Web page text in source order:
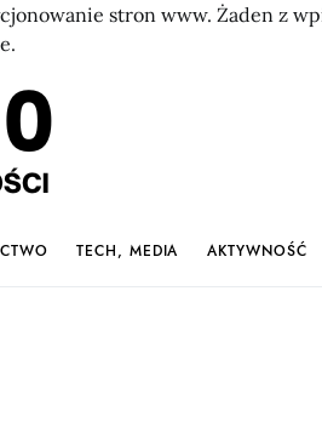
stron www. Żaden z
TECH, MEDIA AKTYWNOŚĆ